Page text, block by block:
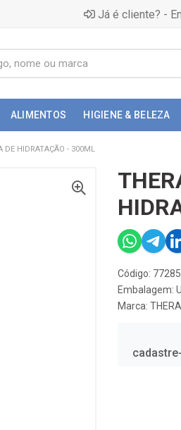
Já é cliente? -
ALIMENTOS HIGIENE & BELEZA
DE HIDRATAÇÃO - 300ML
Código: 77285
Embalagem:
Marca: